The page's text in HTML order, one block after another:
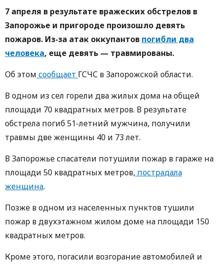
7 апреля в результате вражеских обстрелов в
Запорожье и пригороде произошло девять
пожаров. Из-за атак оккупантов погибли два
человека, еще девять — травмированы.
Об этом сообщает ГСЧС в Запорожской области.
В одном из сел горели два жилых дома на общей
площади 70 квадратных метров. В результате
обстрела погиб 51-летний мужчина, получили
травмы две женщины 40 и 73 лет.
В Запорожье спасатели потушили пожар в гараже на
площади 50 квадратных метров, пострадала
женщина.
Позже в одном из населенных пунктов тушили
пожар в двухэтажном жилом доме на площади 150
квадратных метров.
Кроме этого, погасили возгорание автомобилей и